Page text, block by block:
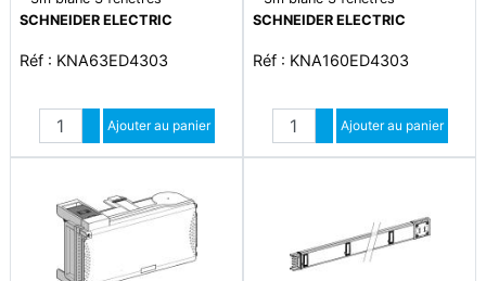
SCHNEIDER ELECTRIC
Réf : KNA63ED4303
Quantité
Augmenter quantité
Diminuer quantité
Ajouter au panier
SCHNEIDER ELECTRIC
Réf : KNA160ED4303
Quantité
Augmenter quantité
Diminuer quantité
Ajouter au panier